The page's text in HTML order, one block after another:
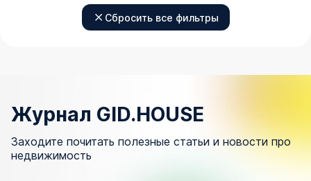
Сбросить все фильтры
Журнал GID.HOUSE
Заходите почитать полезные статьи и новости про
недвижимость